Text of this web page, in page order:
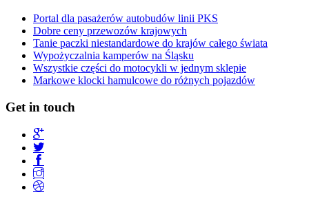
Portal dla pasażerów autobudów linii PKS
Dobre ceny przewozów krajowych
Tanie paczki niestandardowe do krajów całego świata
Wypożyczalnia kamperów na Śląsku
Wszystkie części do motocykli w jednym sklepie
Markowe klocki hamulcowe do różnych pojazdów
Get in touch